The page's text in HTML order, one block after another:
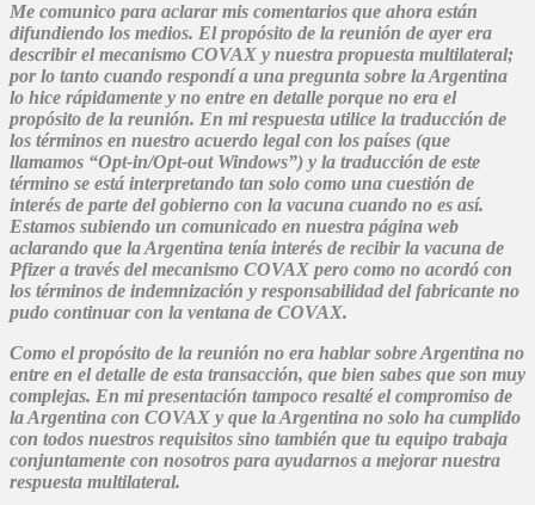
Me comunico para aclarar mis comentarios que ahora están
difundiendo los medios. El propósito de la reunión de ayer era
describir el mecanismo COVAX y nuestra propuesta multilateral;
por lo tanto cuando respondí a una pregunta sobre la Argentina
lo hice rápidamente y no entre en detalle porque no era el
propósito de la reunión. En mi respuesta utilice la traducción de
los términos en nuestro acuerdo legal con los países (que
llamamos “Opt-in/Opt-out Windows”) y la traducción de este
término se está interpretando tan solo como una cuestión de
interés de parte del gobierno con la vacuna cuando no es así.
Estamos subiendo un comunicado en nuestra página web
aclarando que la Argentina tenía interés de recibir la vacuna de
Pfizer a través del mecanismo COVAX pero como no acordó con
los términos de indemnización y responsabilidad del fabricante no
pudo continuar con la ventana de COVAX.
Como el propósito de la reunión no era hablar sobre Argentina no
entre en el detalle de esta transacción, que bien sabes que son muy
complejas. En mi presentación tampoco resalté el compromiso de
la Argentina con COVAX y que la Argentina no solo ha cumplido
con todos nuestros requisitos sino también que tu equipo trabaja
conjuntamente con nosotros para ayudarnos a mejorar nuestra
respuesta multilateral.